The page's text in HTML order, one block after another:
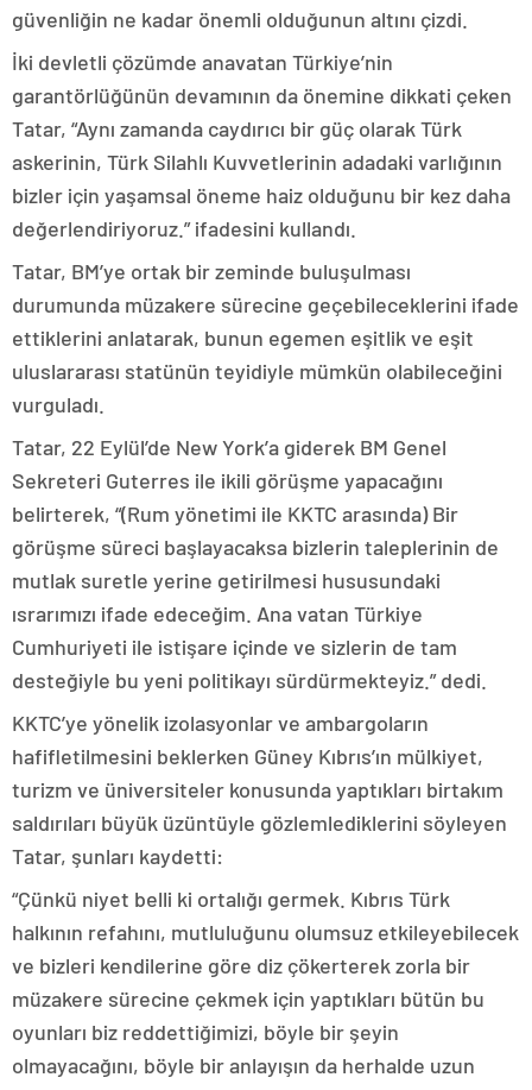
güvenliğin ne kadar önemli olduğunun altını çizdi.
İki devletli çözümde anavatan Türkiye’nin
garantörlüğünün devamının da önemine dikkati çeken
Tatar, “Aynı zamanda caydırıcı bir güç olarak Türk
askerinin, Türk Silahlı Kuvvetlerinin adadaki varlığının
bizler için yaşamsal öneme haiz olduğunu bir kez daha
değerlendiriyoruz.” ifadesini kullandı.
Tatar, BM’ye ortak bir zeminde buluşulması
durumunda müzakere sürecine geçebileceklerini ifade
ettiklerini anlatarak, bunun egemen eşitlik ve eşit
uluslararası statünün teyidiyle mümkün olabileceğini
vurguladı.
Tatar, 22 Eylül’de New York’a giderek BM Genel
Sekreteri Guterres ile ikili görüşme yapacağını
belirterek, “(Rum yönetimi ile KKTC arasında) Bir
görüşme süreci başlayacaksa bizlerin taleplerinin de
mutlak suretle yerine getirilmesi hususundaki
ısrarımızı ifade edeceğim. Ana vatan Türkiye
Cumhuriyeti ile istişare içinde ve sizlerin de tam
desteğiyle bu yeni politikayı sürdürmekteyiz.” dedi.
KKTC’ye yönelik izolasyonlar ve ambargoların
hafifletilmesini beklerken Güney Kıbrıs’ın mülkiyet,
turizm ve üniversiteler konusunda yaptıkları birtakım
saldırıları büyük üzüntüyle gözlemlediklerini söyleyen
Tatar, şunları kaydetti:
“Çünkü niyet belli ki ortalığı germek. Kıbrıs Türk
halkının refahını, mutluluğunu olumsuz etkileyebilecek
ve bizleri kendilerine göre diz çökerterek zorla bir
müzakere sürecine çekmek için yaptıkları bütün bu
oyunları biz reddettiğimizi, böyle bir şeyin
olmayacağını, böyle bir anlayışın da herhalde uzun